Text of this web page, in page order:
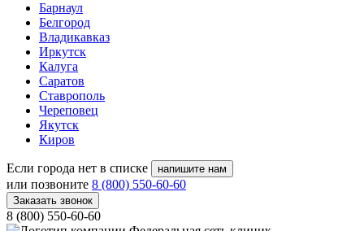
Барнаул
Белгород
Владикавказ
Иркутск
Калуга
Саратов
Ставрополь
Череповец
Якутск
Киров
Если города нет в списке напишите нам
или позвоните 8 (800) 550-60-60
Заказать звонок
8 (800) 550-60-60